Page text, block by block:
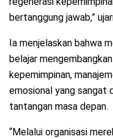
bertanggung jawab,”
Ia menjelaskan bahwa
belajar
kepemimpinan,
emosional yang sangat
tantangan masa depan.
“Melalui organisasi